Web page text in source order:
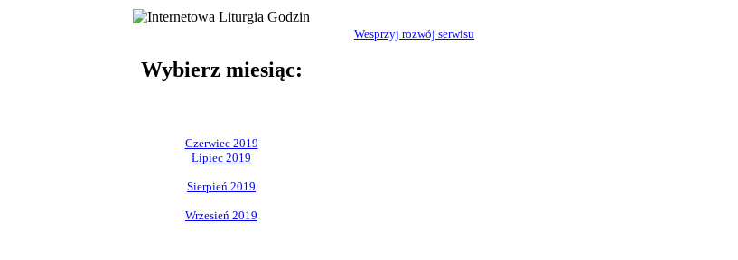
Wesprzyj rozwój serwisu
Wybierz miesiąc:
Czerwiec 2019
Lipiec 2019
Sierpień 2019
Wrzesień 2019